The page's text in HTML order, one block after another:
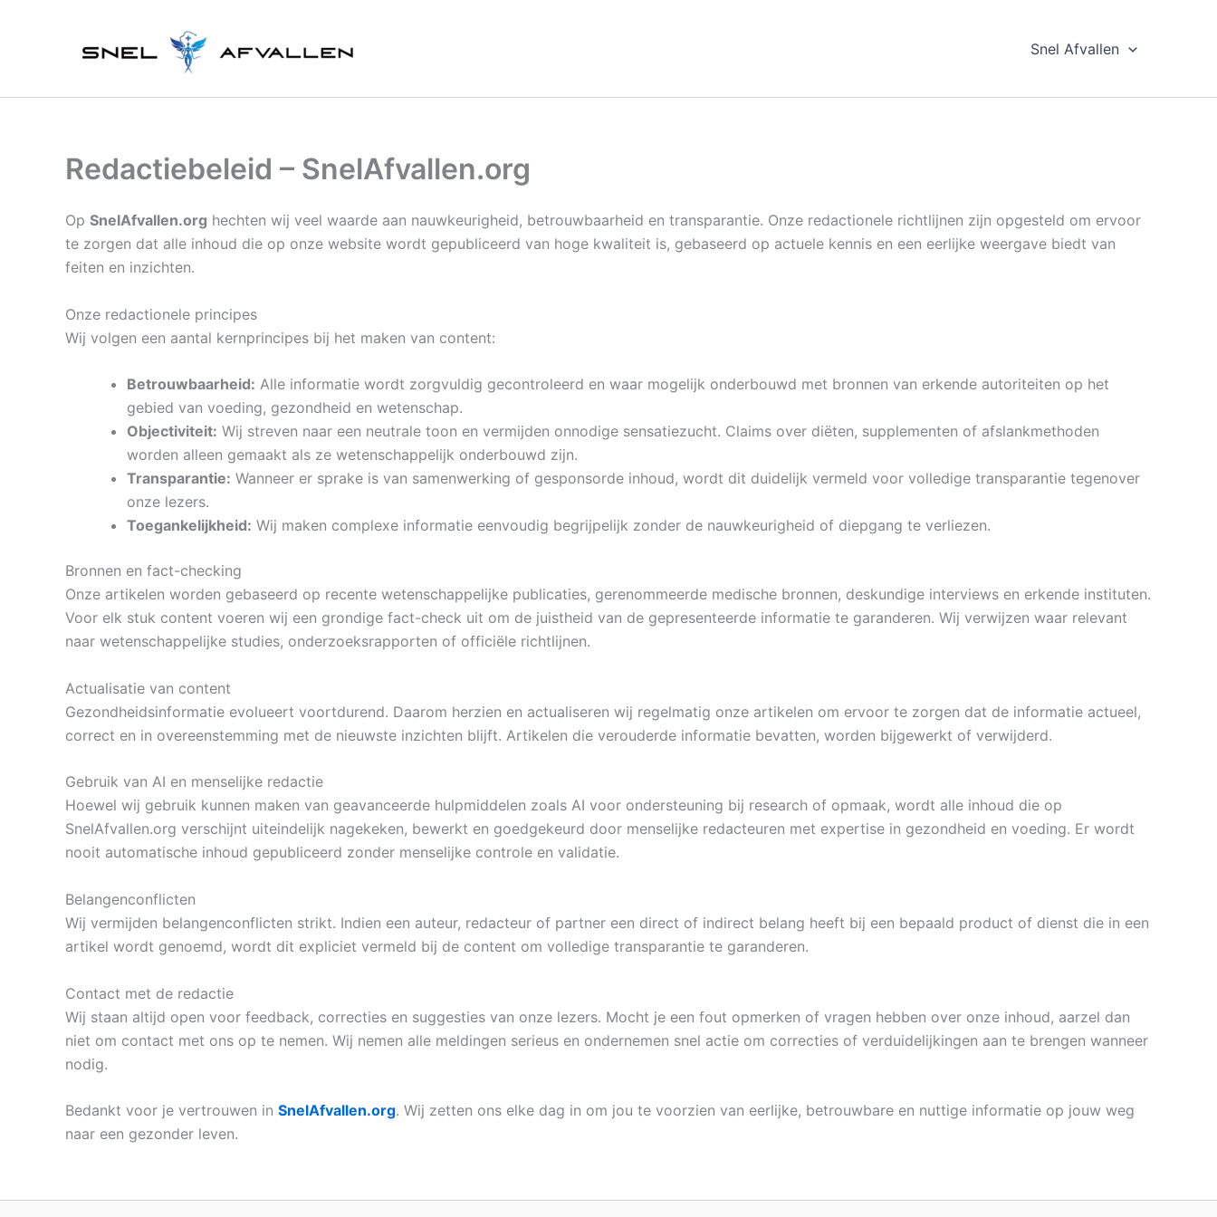
Snel Afvallen
Redactiebeleid – SnelAfvallen.org
Op SnelAfvallen.org hechten wij veel waarde aan nauwkeurigheid, betrouwbaarheid en transparantie. Onze redactionele richtlijnen zijn opgesteld om ervoor
te zorgen dat alle inhoud die op onze website wordt gepubliceerd van hoge kwaliteit is, gebaseerd op actuele kennis en een eerlijke weergave biedt van
feiten en inzichten.
Onze redactionele principes
Wij volgen een aantal kernprincipes bij het maken van content:
Betrouwbaarheid: Alle informatie wordt zorgvuldig gecontroleerd en waar mogelijk onderbouwd met bronnen van erkende autoriteiten op het
gebied van voeding, gezondheid en wetenschap.
Objectiviteit: Wij streven naar een neutrale toon en vermijden onnodige sensatiezucht. Claims over diëten, supplementen of afslankmethoden
worden alleen gemaakt als ze wetenschappelijk onderbouwd zijn.
Transparantie: Wanneer er sprake is van samenwerking of gesponsorde inhoud, wordt dit duidelijk vermeld voor volledige transparantie tegenover
onze lezers.
Toegankelijkheid: Wij maken complexe informatie eenvoudig begrijpelijk zonder de nauwkeurigheid of diepgang te verliezen.
Bronnen en fact-checking
Onze artikelen worden gebaseerd op recente wetenschappelijke publicaties, gerenommeerde medische bronnen, deskundige interviews en erkende instituten.
Voor elk stuk content voeren wij een grondige fact-check uit om de juistheid van de gepresenteerde informatie te garanderen. Wij verwijzen waar relevant
naar wetenschappelijke studies, onderzoeksrapporten of officiële richtlijnen.
Actualisatie van content
Gezondheidsinformatie evolueert voortdurend. Daarom herzien en actualiseren wij regelmatig onze artikelen om ervoor te zorgen dat de informatie actueel,
correct en in overeenstemming met de nieuwste inzichten blijft. Artikelen die verouderde informatie bevatten, worden bijgewerkt of verwijderd.
Gebruik van AI en menselijke redactie
Hoewel wij gebruik kunnen maken van geavanceerde hulpmiddelen zoals AI voor ondersteuning bij research of opmaak, wordt alle inhoud die op
SnelAfvallen.org verschijnt uiteindelijk nagekeken, bewerkt en goedgekeurd door menselijke redacteuren met expertise in gezondheid en voeding. Er wordt
nooit automatische inhoud gepubliceerd zonder menselijke controle en validatie.
Belangenconflicten
Wij vermijden belangenconflicten strikt. Indien een auteur, redacteur of partner een direct of indirect belang heeft bij een bepaald product of dienst die in een
artikel wordt genoemd, wordt dit expliciet vermeld bij de content om volledige transparantie te garanderen.
Contact met de redactie
Wij staan altijd open voor feedback, correcties en suggesties van onze lezers. Mocht je een fout opmerken of vragen hebben over onze inhoud, aarzel dan
niet om contact met ons op te nemen. Wij nemen alle meldingen serieus en ondernemen snel actie om correcties of verduidelijkingen aan te brengen wanneer
nodig.
Bedankt voor je vertrouwen in SnelAfvallen.org. Wij zetten ons elke dag in om jou te voorzien van eerlijke, betrouwbare en nuttige informatie op jouw weg
naar een gezonder leven.